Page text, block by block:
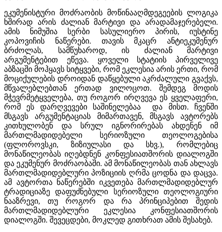
ეკუმენისტური მოძრაობის მოწინააღმდეგეების ლოგიკა
ხშირად არის ძალიან მარტივი და არადამაჯერებელი.
ამის ნიმუშია სერბი სასულიერო პირის, იუსტინე
კოპოვიჩის ნაწერები. თავის მკაცრ ანტიეკუმენურ
ბრძოლას, სამწუხაროდ, ის ძალიან მარტივი
არგუმენტებით ეწევა. ყოველი სტატიის პირველივე
აბზაცში მოჰყავს სიტყვები, რომ ეკლესია არის ერთი, რომ
მოციქულების დროიდან დაწყებული აკრძალული გვაქვს,
მწვალებლებთან ერთად ვილოცოთ. შემდეგ მოდის
მჭევრმეტყველება, თუ როგორ ირღვევა ეს ყველაფერი,
რომ ეს დარღვევები საშინელებაა და მისთ. ჩვენში
მსგავს არგუმენტაციას მიმართავენ, მსგავს ავტორებს
კითხულობენ და სრულ იგნორირებას ახდენენ იმ
მართლმადიდებელი სერიოზული თეოლოგებისა
(ფლოროვსკი, ზიზიულასი და სხვ.), რომლებიც
მონაწილეობას იღებდნენ კონფესიათშორის დიალოგში
და ეკუმენურ მოძრაობაში. ამ მონაწილეობას თან ახლავს
მართლმადიდებლური პოზიციის ღრმა ცოდნა და დაცვა.
ამ ავტორთა ნაწერებში იკვეთება მართლმადიდებლურ
ტრადიციაზე დაფუძნებული სერიოზული თეოლოგიური
ნააზრევი, თუ როგორ და რა პრინციპებით შედის
მართლმადიდებლური ეკლესია კონფესიათშორის
დიალოგში. შევეცდები, მოკლედ გითხრათ ამის შესახებ.